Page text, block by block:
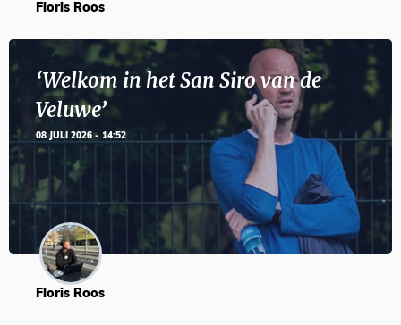
Floris Roos
‘Welkom in het San Siro van de
Veluwe’
08 JULI 2026 - 14:52
Floris Roos